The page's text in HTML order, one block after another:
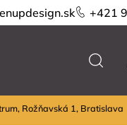
+421
Rožňavská 1, Bratislava